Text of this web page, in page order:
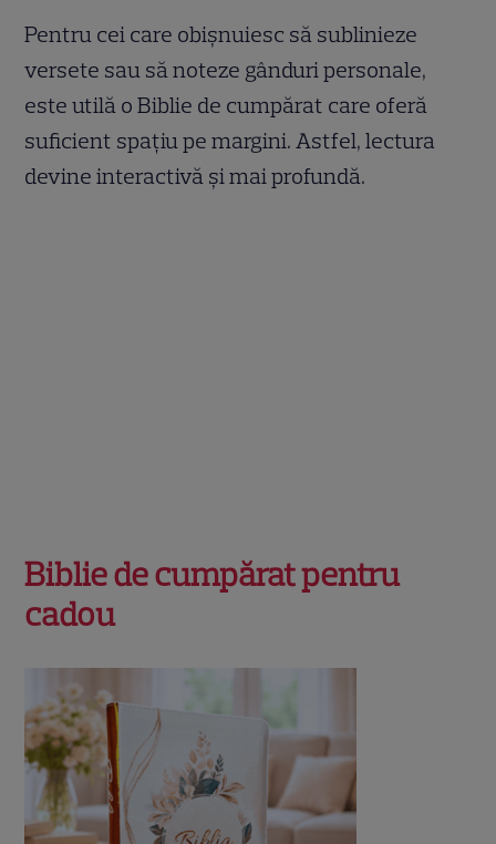
Pentru cei care obișnuiesc să sublinieze
versete sau să noteze gânduri personale,
este utilă o Biblie de cumpărat care oferă
suficient spațiu pe margini. Astfel, lectura
devine interactivă și mai profundă.
Biblie de cumpărat pentru
cadou